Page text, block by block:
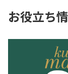
お役立ち